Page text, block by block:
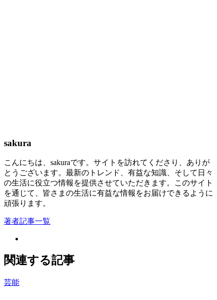
sakura
こんにちは、sakuraです。サイトを訪れてくださり、ありが
とうございます。最新のトレンド、有益な知識、そして日々
の生活に役立つ情報を提供させていただきます。このサイト
を通じて、皆さまの生活に有益な情報をお届けできるように
頑張ります。
著者記事一覧
関連する記事
芸能